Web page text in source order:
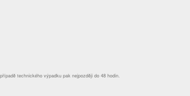
technického výpadku pak nejpozději do 48 hodin.